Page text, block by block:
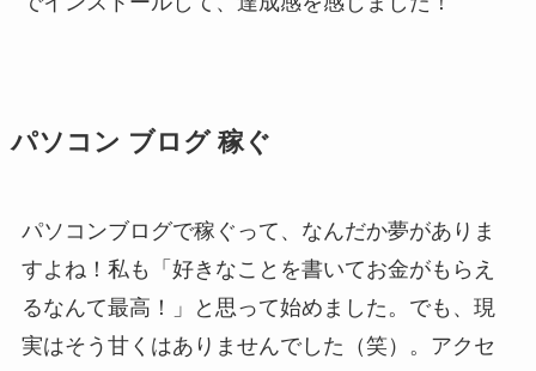
パソコン ブログ 稼ぐ
パソコンブログで稼ぐって、なんだか夢がありま
すよね！私も「好きなことを書いてお金がもらえ
るなんて最高！」と思って始めました。でも、現
実はそう甘くはありませんでした（笑）。アクセ